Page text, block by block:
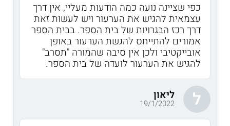
כפי שציינה נועה כמה הודעות מעליי, אין דרך
עצמאית להגיש את הערעור ויש לעשות זאת
דרך רכז הבגרויות של בית הספר. בבית הספר
אמורים להתייחס להגשת הערעור באופן
אובייקטיבי ולכן אין סיבה שהמורה "תסרב"
להגיש את הערעור לועדה של בית הספר.
ל ליאון
19/1/2022